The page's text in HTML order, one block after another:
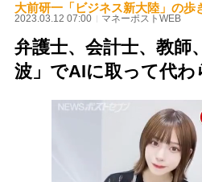
大前研一「ビジネス新大陸」の歩
2023.03.12 07:00 マネーポストWEB
弁護士、会計士、教
波」でAIに取って代わ